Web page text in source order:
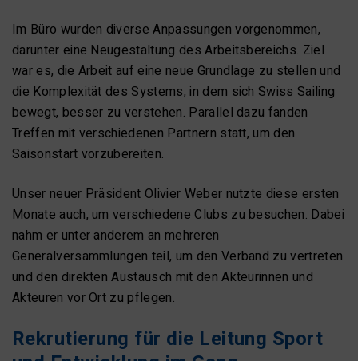
Im Büro wurden diverse Anpassungen vorgenommen,
darunter eine Neugestaltung des Arbeitsbereichs. Ziel
war es, die Arbeit auf eine neue Grundlage zu stellen und
die Komplexität des Systems, in dem sich Swiss Sailing
bewegt, besser zu verstehen. Parallel dazu fanden
Treffen mit verschiedenen Partnern statt, um den
Saisonstart vorzubereiten.
Unser neuer Präsident Olivier Weber nutzte diese ersten
Monate auch, um verschiedene Clubs zu besuchen. Dabei
nahm er unter anderem an mehreren
Generalversammlungen teil, um den Verband zu vertreten
und den direkten Austausch mit den Akteurinnen und
Akteuren vor Ort zu pflegen.
Rekrutierung für die Leitung Sport